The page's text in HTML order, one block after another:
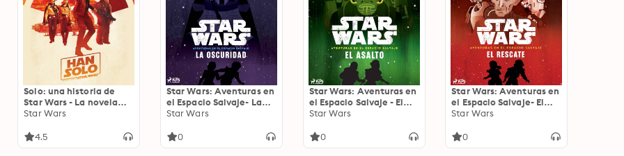
Solo: una historia de
Star Wars - La novela
para jóvenes
Star Wars
4.5
Star Wars: Aventuras en
el Espacio Salvaje- La
oscuridad
Star Wars
0
Star Wars: Aventuras en
el Espacio Salvaje - El
asalto
Star Wars
0
Star Wars: Aventuras en
el Espacio Salvaje- El
rescate
Star Wars
0